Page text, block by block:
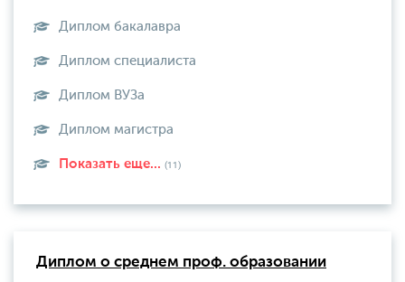
Диплом бакалавра
Диплом специалиста
Диплом ВУЗа
Диплом магистра
Показать еще... (11)
Диплом о среднем проф. образовании